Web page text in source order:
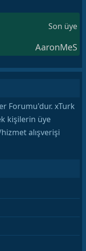
Son üye
AaronMeS
Forumu'dur. xTurk
kişilerin üye
alışverişi